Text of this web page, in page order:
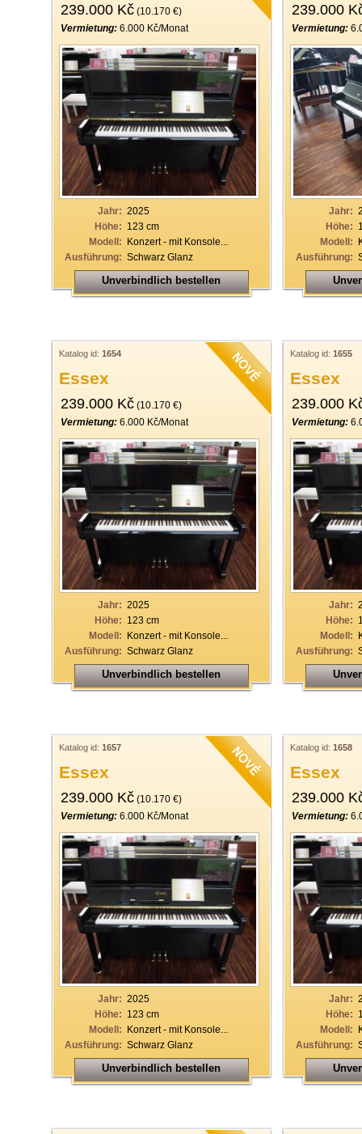
239.000 Kč (10.170 €)
Vermietung: 6.000 Kč/Monat
Jahr: 2025
Höhe: 123 cm
Modell: Konzert - mit Konsole...
Ausführung: Schwarz Glanz
Unverbindlich bestellen
239.000
Vermietung:
Jahr:
Höhe:
Modell:
Ausführung:
Katalog id: 1654
Essex
239.000 Kč (10.170 €)
Vermietung: 6.000 Kč/Monat
Jahr: 2025
Höhe: 123 cm
Modell: Konzert - mit Konsole...
Ausführung: Schwarz Glanz
Unverbindlich bestellen
Katalog id: 1655
Essex
239.000
Vermietung:
Jahr:
Höhe:
Modell:
Ausführung:
Katalog id: 1657
Essex
239.000 Kč (10.170 €)
Vermietung: 6.000 Kč/Monat
Jahr: 2025
Höhe: 123 cm
Modell: Konzert - mit Konsole...
Ausführung: Schwarz Glanz
Unverbindlich bestellen
Katalog id: 1658
Essex
239.000
Vermietung:
Jahr:
Höhe:
Modell:
Ausführung: